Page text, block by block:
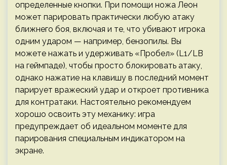
определенные кнопки. При помощи ножа Леон
может парировать практически любую атаку
ближнего боя, включая и те, что убивают игрока
одним ударом — например, бензопилы. Вы
можете нажать и удерживать «Пробел» (L1/LB
на геймпаде), чтобы просто блокировать атаку,
однако нажатие на клавишу в последний момент
парирует вражеский удар и откроет противника
для контратаки. Настоятельно рекомендуем
хорошо освоить эту механику: игра
предупреждает об идеальном моменте для
парирования специальным индикатором на
экране.